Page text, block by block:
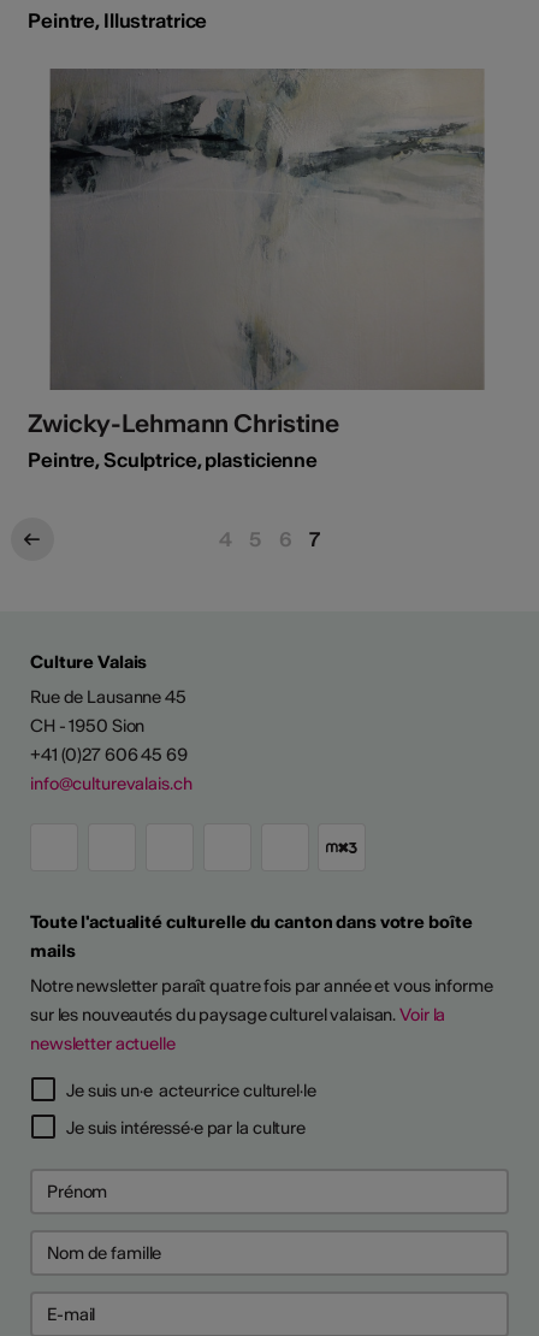
D'ARTISTES
Peintre, Illustratrice
Zwicky-Lehmann Christine
Peintre, Sculptrice, plasticienne
4 5 6 7
Culture Valais
Rue de Lausanne 45
CH - 1950 Sion
+41 (0)27 606 45 69
info@culturevalais.ch
Toute l'actualité culturelle du canton dans votre boîte
mails
Notre newsletter paraît quatre fois par année et vous informe
sur les nouveautés du paysage culturel valaisan.Voir la
newsletter actuelle
Je suis un·e acteur·rice culturel·le
Je suis intéressé·e par la culture